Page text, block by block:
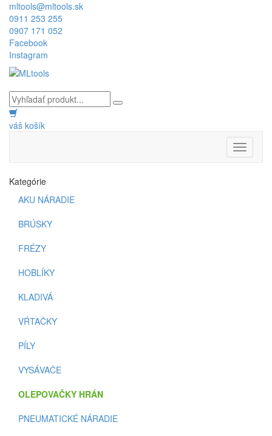
mltools@mltools.sk
0911 253 255
0907 171 052
Facebook
Instagram
váš košík
Toggle
Kategórie
AKU NÁRADIE
BRÚSKY
FRÉZY
HOBLÍKY
KLADIVÁ
VŔTAČKY
PÍLY
VYSÁVAČE
OLEPOVAČKY HRÁN
PNEUMATICKÉ NÁRADIE